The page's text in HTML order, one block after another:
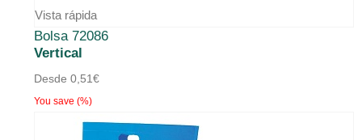
opciones
Vista rápida
Bolsa 72086
Vertical
Desde 0,51€
You save (%)